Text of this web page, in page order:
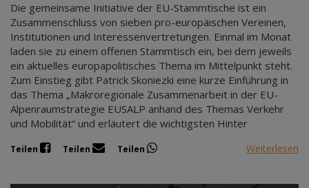
Die gemeinsame Initiative der EU-Stammtische ist ein
Zusammenschluss von sieben pro-europäischen Vereinen,
Institutionen und Interessenvertretungen. Einmal im Monat
laden sie zu einem offenen Stammtisch ein, bei dem jeweils
ein aktuelles europapolitisches Thema im Mittelpunkt steht.
Zum Einstieg gibt Patrick Skoniezki eine kurze Einführung in
das Thema „Makroregionale Zusammenarbeit in der EU-
Alpenraumstrategie EUSALP anhand des Themas Verkehr
und Mobilität“ und erläutert die wichtigsten Hinter
Teilen Teilen Teilen Weiterlesen